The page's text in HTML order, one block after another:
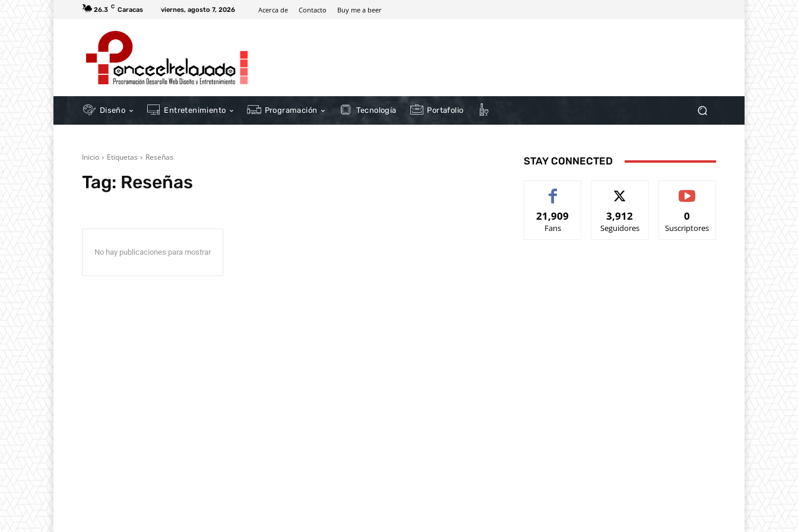
26.3 C Caracas viernes, agosto 7, 2026 Acerca de Contacto Buy me a beer
Diseño Entretenimiento Programación Tecnología Portafolio
Inicio Etiquetas Reseñas
Tag: Reseñas
No hay publicaciones para mostrar
STAY CONNECTED
21,909
Fans
3,912
Seguidores
0
Suscriptores